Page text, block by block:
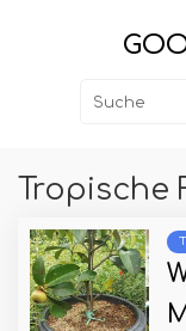
Tropische